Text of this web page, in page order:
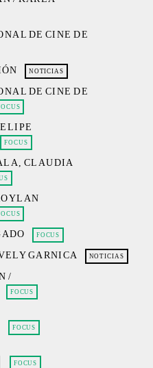
DE CINE DE
NOTICIAS
DE CINE DE
FOCUS
CLAUDIA
FOCUS
GARNICA NOTICIAS
/
FOCUS
FOCUS
FOCUS